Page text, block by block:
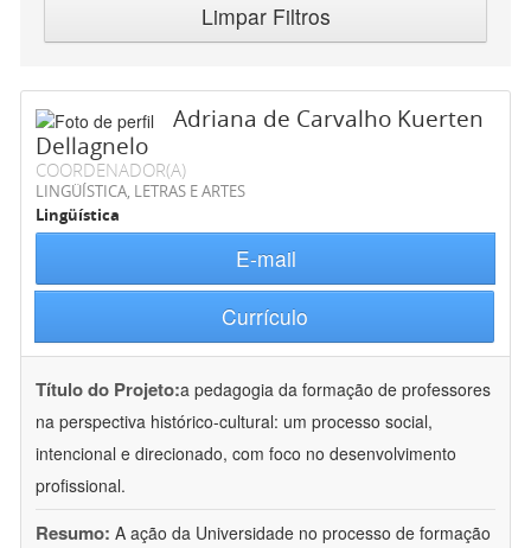
Limpar Filtros
Adriana de Carvalho Kuerten
Dellagnelo
COORDENADOR(A)
LINGÜÍSTICA, LETRAS E ARTES
Lingüística
E-mail
Currículo
Título do Projeto:a pedagogia da formação de professores
na perspectiva histórico-cultural: um processo social,
intencional e direcionado, com foco no desenvolvimento
profissional.
Resumo: A ação da Universidade no processo de formação